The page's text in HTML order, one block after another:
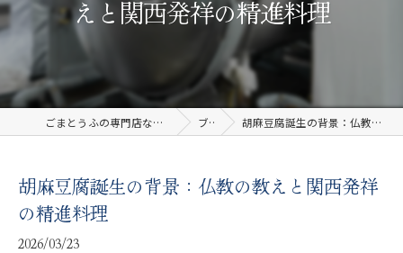
えと関西発祥の精進料理
ごまとうふの専門店なら有限会社森下商店総本舗 ブログ 胡麻豆腐誕生の背景：仏教の教えと関西発祥の精進料理
胡麻豆腐誕生の背景：仏教の教えと関西発祥
の精進料理
2026/03/23